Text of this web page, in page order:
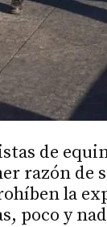
de
razón de
la
poco y